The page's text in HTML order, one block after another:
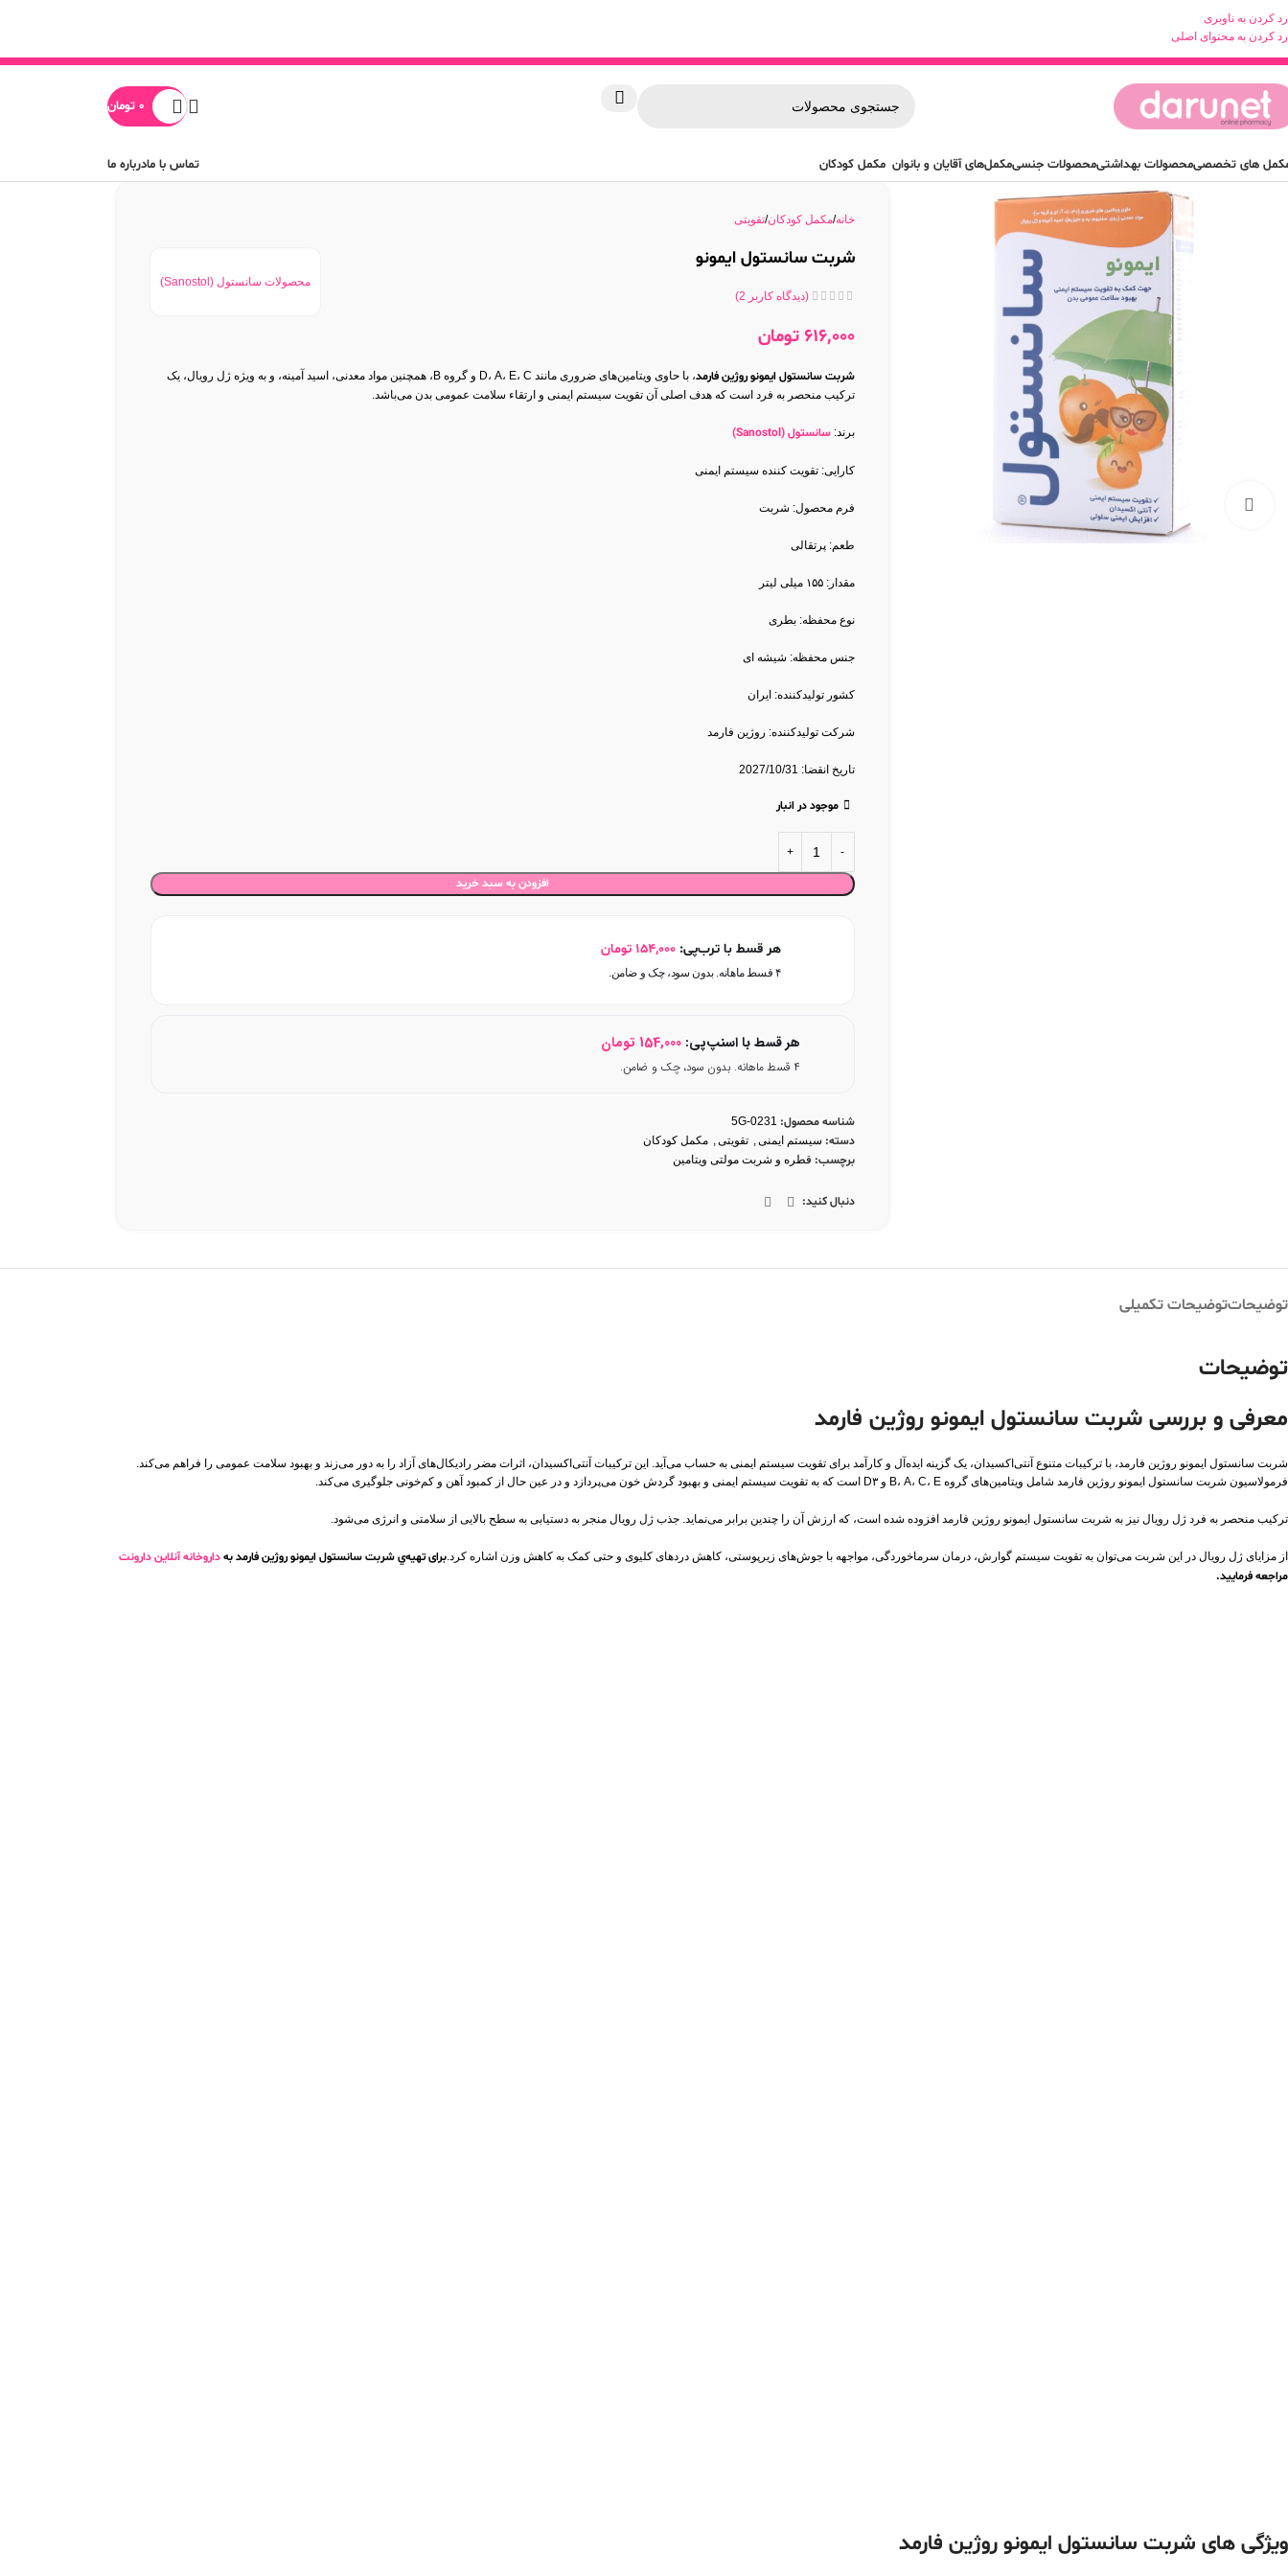
رد کردن به ناوبری
رد کردن به محتوای اصلی
0 تومان
های تخصصیمحصولات بهداشتیمحصولات جنسیمکمل‌های آقایان و بانوان مکمل کودکان تماس با مادرباره ما
بزرگنمایی تصویر
خانه مکمل کودکان تقویتی
محصولات سانستول (Sanostol)
شربت سانستول ایمونو
(دیدگاه کاربر 2
)
616,000 تومان
شربت سانستول ایمونو روژین فارمد
، با حاوی ویتامین‌های ضروری مانند D، A، E، C و گروه B، همچنین مواد معدنی، اسید آمینه، و به ویژه ژل رویال، یک
ترکیب منحصر به فرد است که هدف اصلی آن تقویت سیستم ایمنی و ارتقاء سلامت عمومی بدن می‌باشد.
برند:سانستول (Sanostol)
کارایی: تقویت کننده سیستم ایمنی
فرم محصول: شربت
طعم: پرتقالی
مقدار: ۱۵۵ میلی لیتر
نوع محفظه: بطری
جنس محفظه: شیشه ای
کشور تولید‎کننده: ایران
شرکت تولید‎کننده: روژین فارمد
تاریخ انقضا: 2027/10/31
موجود در انبار
افزودن به سبد خرید
هر قسط با ترب‌پی:154,000 تومان
۴ قسط ماهانه. بدون سود، چک و ضامن.
هر قسط با اسنپ‌پی:154,000 تومان
۴ قسط ماهانه. بدون سود، چک و ضامن.
شناسه محصول: 5G-0231
دسته: سیستم ایمنی, تقویتی, مکمل کودکان
برچسب: قطره و شربت مولتی ویتامین
دنبال کنید:
توضیحاتتوضیحات تکمیلی
توضیحات
معرفی و بررسی شربت سانستول ایمونو روژین فارمد
شربت سانستول ایمونو روژین فارمد، با ترکیبات متنوع آنتی‌اکسیدان، یک گزینه ایده‌آل و کارآمد برای تقویت سیستم ایمنی به حساب می‌آید. این ترکیبات آنتی‌اکسیدان، اثرات مضر رادیکال‌های آزاد را به دور می‌زند و بهبود سلامت عمومی را فراهم می‌کند.
فرمولاسیون شربت سانستول ایمونو روژین فارمد شامل ویتامین‌های گروه B، A، C، E و D۳ است که به تقویت سیستم ایمنی و بهبود گردش خون می‌پردازد و در عین حال از کمبود آهن و کم‌خونی جلوگیری می‌کند.
ترکیب منحصر به فرد ژل رویال نیز به شربت سانستول ایمونو روژین فارمد افزوده شده است، که ارزش آن را چندین برابر می‌نماید. جذب ژل رویال منجر به دستیابی به سطح بالایی از سلامتی و انرژی می‌شود.
از مزایای ژل رویال در این شربت می‌توان به تقویت سیستم گوارش، درمان سرماخوردگی، مواجهه با جوش‌های زیرپوستی، کاهش دردهای کلیوی و حتی کمک به کاهش وزن اشاره کرد.برای تهیه‌ي شربت سانستول ایمونو روژین فارمد بهداروخانه آنلاین دارونت
مراجعه فرمایید.
ویژگی های شربت سانستول ایمونو روژین فارمد